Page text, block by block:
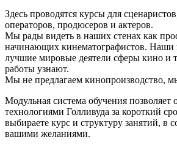
Здесь проводятся курсы для
операторов, продюсеров и актеров.
Мы рады видеть в наших стенах как
начинающих кинематографистов. Наши
лучшие мировые деятели сферы кино и
работы узнают.
Мы не предлагаем кинопроизводство,
Модульная система обучения позволяет
технологиями Голливуда за короткий
выбираете курс и структуру занятий, в
вашими желаниями.